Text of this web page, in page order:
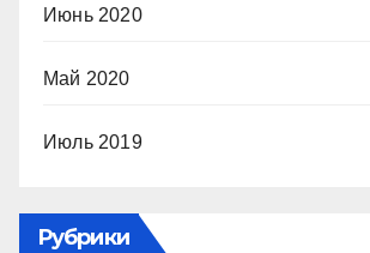
Июнь 2020
Май 2020
Июль 2019
Рубрики